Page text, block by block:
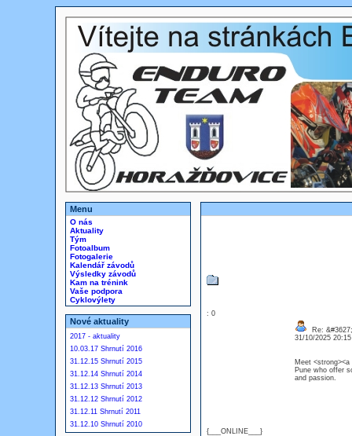
Menu
O nás
Aktuality
Tým
Fotoalbum
Fotogalerie
Kalendář závodů
Výsledky závodů
Kam na trénink
Vaše podpora
Cyklovýlety
Nové aktuality
2017 - aktuality
10.03.17 Shrnutí 2016
31.12.15 Shrnutí 2015
31.12.14 Shrnutí 2014
31.12.13 Shrnutí 2013
31.12.12 Shrnutí 2012
31.12.11 Shrnutí 2011
31.12.10 Shrnutí 2010
: 0
{___ONLINE___}
Re:
31/10/2025
Meet
Pune who offer
and passion.